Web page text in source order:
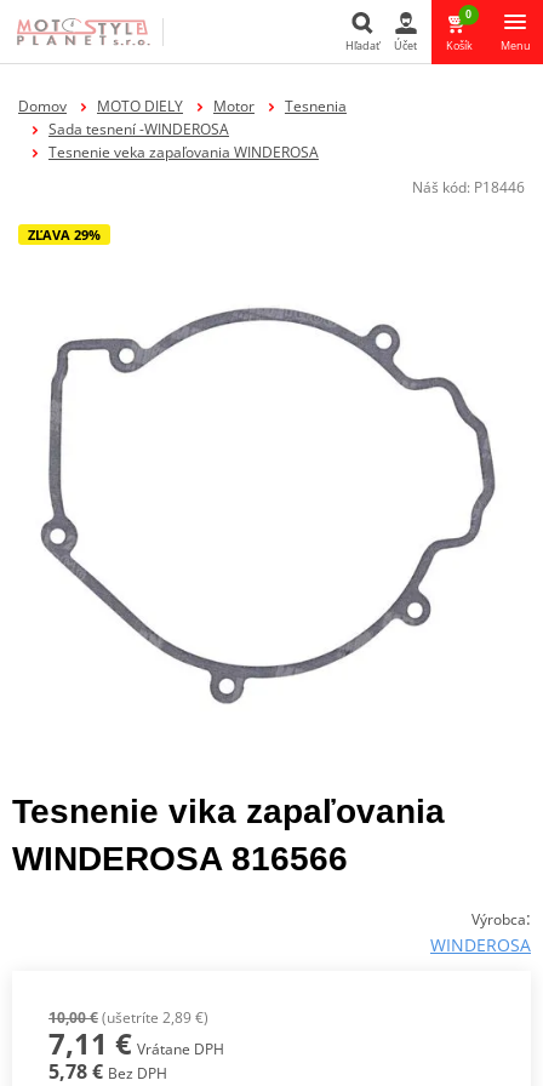
Hľadať Účet
0
Košík Menu
Domov MOTO DIELY Motor
Tesnenia
Sada tesnení -WINDEROSA
Tesnenie veka zapaľovania WINDEROSA
Náš kód: P18446
ZĽAVA 29%
Tesnenie vika zapaľovania
WINDEROSA 816566
Výrobca:
WINDEROSA
10,00 €(ušetríte 2,89 €)
7,11 € Vrátane DPH
5,78 € Bez DPH